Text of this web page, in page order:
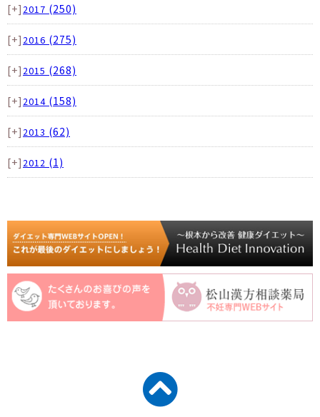
[+] 2017 (250)
[+] 2016 (275)
[+] 2015 (268)
[+] 2014 (158)
[+] 2013 (62)
[+] 2012 (1)